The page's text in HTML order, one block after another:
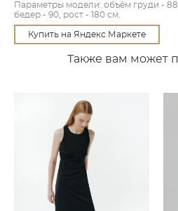
Параметры модели: объём груди -
бедер - 90, рост - 180 см.
Купить на Яндекс Маркете
Также вам может